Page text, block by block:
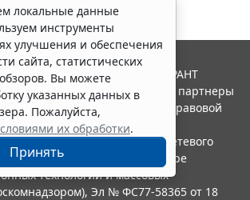
локальные данные
инструменты
улучшения и обеспечения
сайта, статистических
Вы можете
указанных данных в
Пожалуйста,
их обработки.
Принять
СЕРВИС", 2026. Система ГАРАНТ
года. Компания "Гарант" и ее партнеры
Российской ассоциации правовой
в качестве сетевого
службой по надзору в сфере
технологий и массовых
Эл № ФС77-58365 от 18